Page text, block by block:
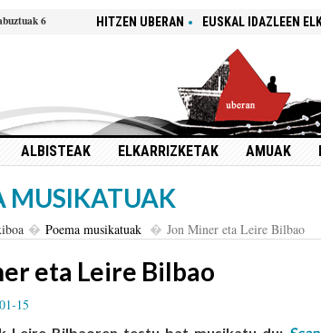
6 HITZEN UBERAN EUSKAL IDAZLEEN
ALBISTEAK ELKARRIZKETAK AMUAK
MUSIKATUAK
Poema musikatuak Jon Miner eta Leire Bilbao
eta Leire Bilbao
15